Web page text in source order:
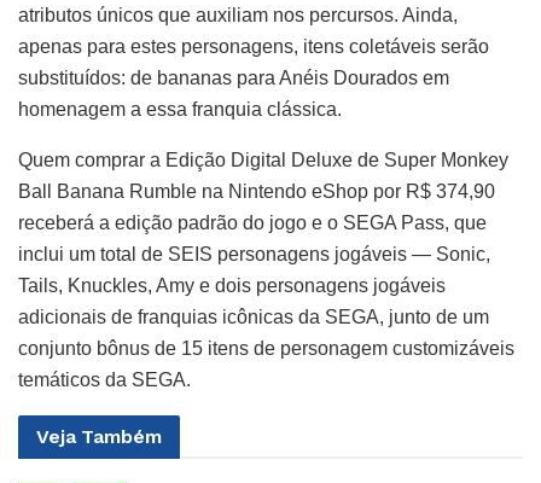
atributos únicos que auxiliam nos percursos. Ainda,
apenas para estes personagens, itens coletáveis serão
substituídos: de bananas para Anéis Dourados em
homenagem a essa franquia clássica.
Quem comprar a Edição Digital Deluxe de Super Monkey
Ball Banana Rumble na Nintendo eShop por R$ 374,90
receberá a edição padrão do jogo e o SEGA Pass, que
inclui um total de SEIS personagens jogáveis — Sonic,
Tails, Knuckles, Amy e dois personagens jogáveis
adicionais de franquias icônicas da SEGA, junto de um
conjunto bônus de 15 itens de personagem customizáveis
temáticos da SEGA.
Veja Também